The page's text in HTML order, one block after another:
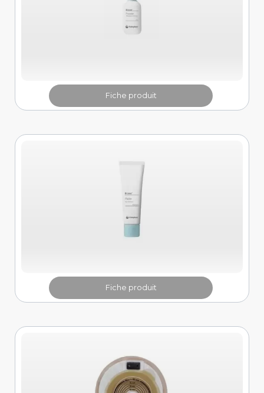
Fiche produit
Fiche produit